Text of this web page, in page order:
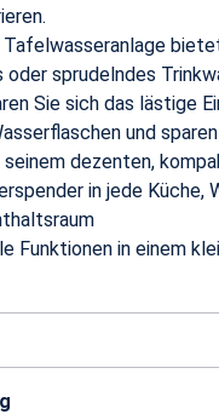
Tafelwasseranlage
oder sprudelndes
Sie sich das lästige
und
dezenten,
in jede Küche,
Funktionen in einem